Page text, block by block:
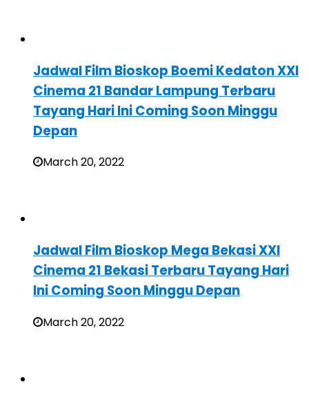
Jadwal Film Bioskop Boemi Kedaton XXI
Cinema 21 Bandar Lampung Terbaru
Tayang Hari Ini Coming Soon Minggu
Depan
March 20, 2022
Jadwal Film Bioskop Mega Bekasi XXI
Cinema 21 Bekasi Terbaru Tayang Hari
Ini Coming Soon Minggu Depan
March 20, 2022